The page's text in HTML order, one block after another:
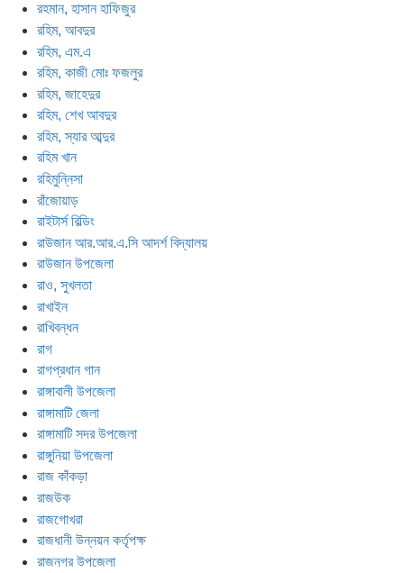
রহমান, হাসান হাফিজুর
রহিম, আবদুর
রহিম, এম.এ
রহিম, কাজী মোঃ ফজলুর
রহিম, জাহেদুর
রহিম, শেখ আবদুর
রহিম, স্যার আব্দুর
রহিম খান
রহিমুন্নিসা
রাঁজোয়াড়
রাইটার্স বিল্ডিং
রাউজান আর.আর.এ.সি আদর্শ বিদ্যালয়
রাউজান উপজেলা
রাও, সুখলতা
রাখাইন
রাখিবন্ধন
রাগ
রাগপ্রধান গান
রাঙ্গাবালী উপজেলা
রাঙ্গামাটি জেলা
রাঙ্গামাটি সদর উপজেলা
রাঙ্গুনিয়া উপজেলা
রাজ কাঁকড়া
রাজউক
রাজগোখরা
রাজধানী উন্নয়ন কর্তৃপক্ষ
রাজনগর উপজেলা